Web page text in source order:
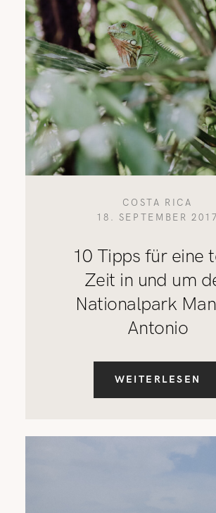
COSTA RICA
18. SEPTEMBER 2017
10 Tipps für eine
Zeit in und um
Nationalpark
Antonio
WEITERLESEN